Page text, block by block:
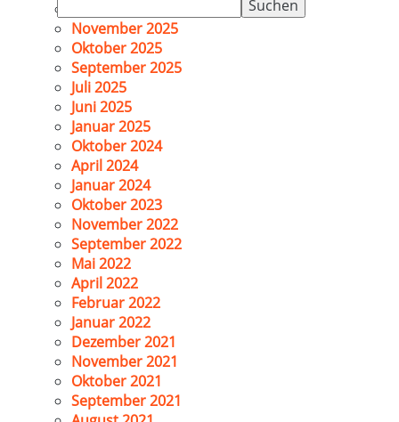
nach:
November 2025
Oktober 2025
September 2025
Juli 2025
Juni 2025
Januar 2025
Oktober 2024
April 2024
Januar 2024
Oktober 2023
November 2022
September 2022
Mai 2022
April 2022
Februar 2022
Januar 2022
Dezember 2021
November 2021
Oktober 2021
September 2021